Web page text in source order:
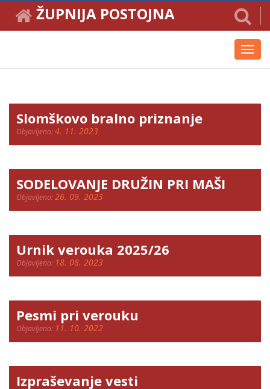
ŽUPNIJA POSTOJNA
Slomškovo bralno priznanje
Objavljeno:4. 11. 2023
SODELOVANJE DRUŽIN PRI MAŠI
Objavljeno:26. 09. 2023
Urnik verouka 2025/26
Objavljeno: 18. 08. 2023
Pesmi pri verouku
Objavljeno: 11. 10. 2022
Izpraševanje vesti